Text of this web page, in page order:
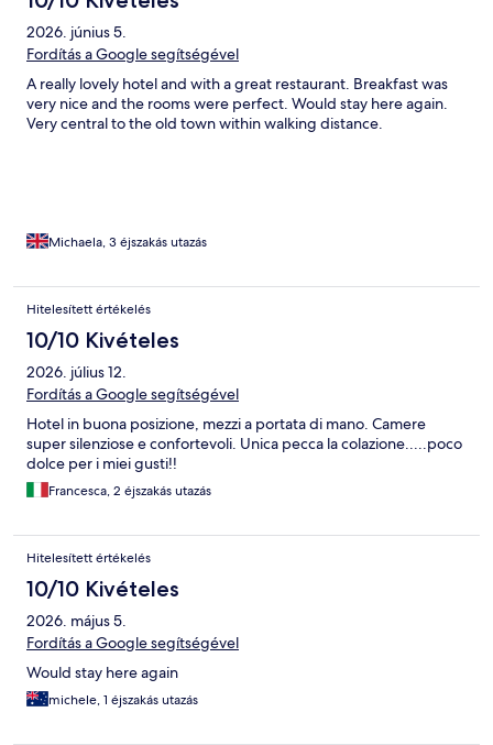
2026. június 5.
Fordítás a Google segítségével
A really lovely hotel and with a great restaurant. Breakfast was
very nice and the rooms were perfect. Would stay here again.
Very central to the old town within walking distance.
Michaela, 3 éjszakás utazás
Hitelesített értékelés
10/10 Kivételes
2026. július 12.
Fordítás a Google segítségével
Hotel in buona posizione, mezzi a portata di mano. Camere
super silenziose e confortevoli. Unica pecca la colazione.....poco
dolce per i miei gusti!!
Francesca, 2 éjszakás utazás
Hitelesített értékelés
10/10 Kivételes
2026. május 5.
Fordítás a Google segítségével
Would stay here again
michele, 1 éjszakás utazás